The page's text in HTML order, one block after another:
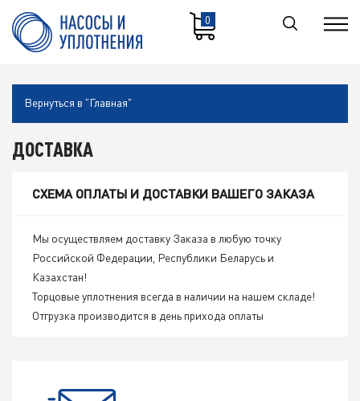
0
Вернуться в "Главная"
ДОСТАВКА
СХЕМА ОПЛАТЫ И ДОСТАВКИ ВАШЕГО ЗАКАЗА
Мы осуществляем доставку Заказа в любую точку
Российской Федерации, Республики Беларусь и
Казахстан!
Торцовые уплотнения всегда в наличии на нашем складе!
Отгрузка производится в день прихода оплаты